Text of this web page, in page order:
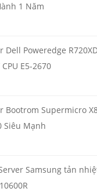
1 Năm
Dell Poweredge
E5-2670
Bootrom Supermicro
Siêu Mạnh
Samsung tản